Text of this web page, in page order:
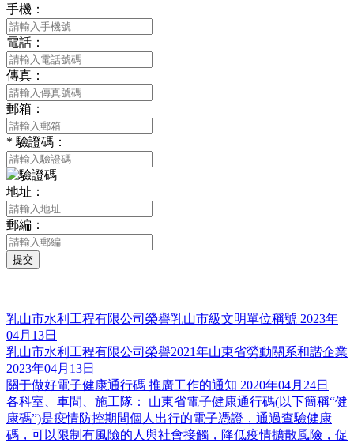
手機：
電話：
傳真：
郵箱：
* 驗證碼：
地址：
郵編：
提交
乳山市水利工程有限公司榮譽乳山市級文明單位稱號 2023年
04月13日
乳山市水利工程有限公司榮譽2021年山東省勞動關系和諧企業
2023年04月13日
關于做好電子健康通行碼 推廣工作的通知 2020年04月24日
各科室、車間、施工隊： 山東省電子健康通行碼(以下簡稱“健
康碼”)是疫情防控期間個人出行的電子憑證，通過查驗健康
碼，可以限制有風險的人與社會接觸，降低疫情擴散風險，促